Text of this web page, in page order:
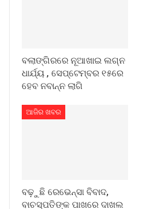
ବଲାଙ୍ଗିରରେ ନୂଆଖାଇ ଲଗ୍ନ
ଧାର୍ଯ୍ୟ , ସେପ୍ଟେମ୍ବର ୧୫ରେ
ହେବ ନବାନ୍ନ ଲାଗି
ଆଜିର ଖବର
ବଢ଼ୁଛି ରେଭେନ୍ସା ବିବାଦ,
ବାଚସ୍ପତିଙ୍କ ପାଖରେ ଦାଖଲ